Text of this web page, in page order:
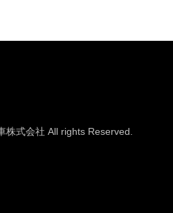
式会社 All rights Reserved.